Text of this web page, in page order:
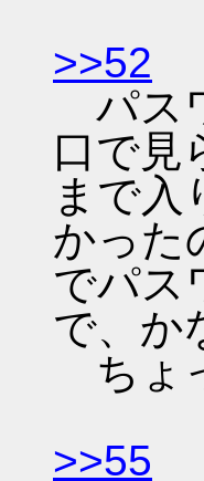
>>52
パス
口で見
まで入
かった
でパス
で、か
ちょ
>>55